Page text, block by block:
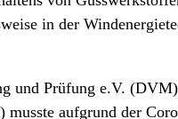
in der
und Prüfung e.V.
aufgrund der